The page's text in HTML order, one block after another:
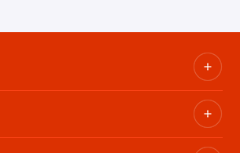
bandes annonces